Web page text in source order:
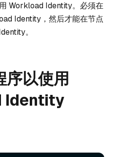
Workload Identity。必须在
Identity，然后才能在节点
。
序以使用
Identity